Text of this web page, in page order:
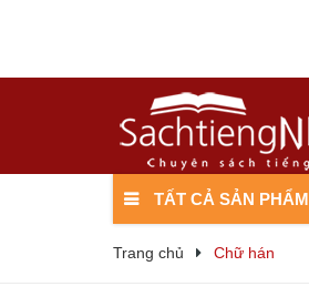
TẤT CẢ SẢN PHẨM
Trang chủ Chữ hán